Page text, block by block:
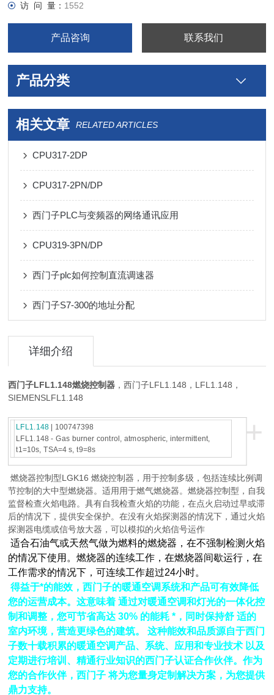
访 问 量： 1552
产品咨询 联系我们
产品分类
相关文章 RELATED ARTICLES
CPU317-2DP
CPU317-2PN/DP
西门子PLC与变频器的网络通讯应用
CPU319-3PN/DP
西门子plc如何控制直流调速器
西门子S7-300的地址分配
详细介绍
西门子LFL1.148燃烧控制器 ，西门子LFL1.148，LFL1.148，
SIEMENSLFL1.148
+
LFL1.148 | 100747398
LFL1.148 - Gas burner control, atmospheric, intermittent,
t1=10s, TSA=4 s, t9=8s
燃烧器控制型LGK16 燃烧控制器，用于控制多级，包括连续比例调
节控制的大中型燃烧器。适用用于燃气燃烧器。燃烧器控制型，自我
监督检查火焰电路。具有自我检查火焰的功能，在点火启动过早或滞
后的情况下，提供安全保护。在没有火焰探测器的情况下，通过火焰
探测器电缆或信号放大器，可以模拟的火焰信号运作
适合石油气或天然气做为燃料的燃烧器，在不强制检测火焰
的情况下使用。燃烧器的连续工作，在燃烧器间歇运行，在
工作需求的情况下，可连续工作超过24小时。
得益于*的能效，西门子的暖通空调系统和产品可有效降低
您的运营成本。这意味着 通过对暖通空调和灯光的一体化控
制和调整，您可节省高达 30% 的能耗 *，同时保持舒 适的
室内环境，营造更绿色的建筑。 这种能效和品质源自于西门
子数十载积累的暖通空调产品、系统、应用和专业技术 以及
定期进行培训、精通行业知识的西门子认证合作伙伴。作为
您的合作伙伴，西门子 将为您量身定制解决方案，为您提供
鼎力支持。